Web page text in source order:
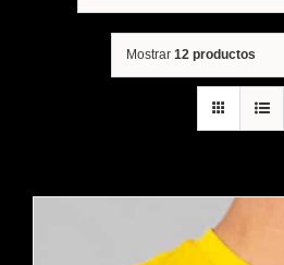
Mostrar 12 productos